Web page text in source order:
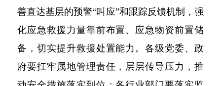
善直达基层的预警“叫应”和跟踪反馈机制，强
化应急救援力量靠前布置、应急物资前置储
备，切实提升救援处置能力。各级党委、政
府要扛牢属地管理责任，层层传导压力，推